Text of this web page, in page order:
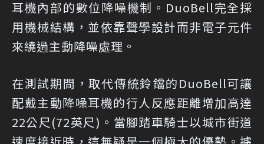
耳機內部的數位降噪機制。DuoBell完全採
用機械結構，並依靠聲學設計而非電子元件
來繞過主動降噪處理。
在測試期間，取代傳統鈴鐺的DuoBell可讓
配戴主動降噪耳機的行人反應距離增加高達
22公尺(72英尺)。當腳踏車騎士以城市街道